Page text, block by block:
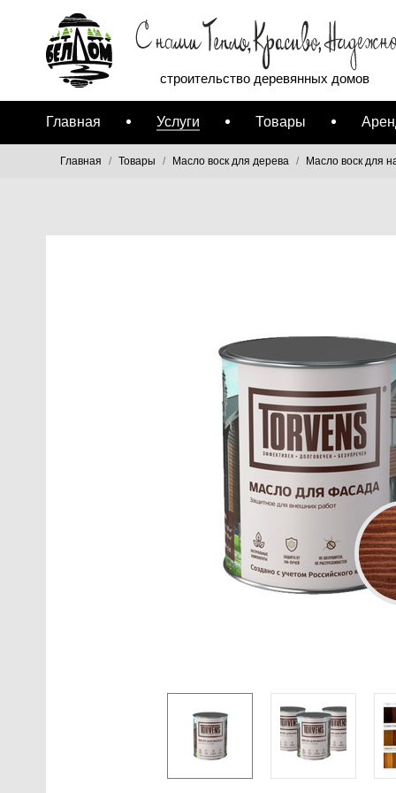
строительство деревянных домов
Главная Услуги Товары
Главная Товары Масло воск для дерева Масло воск для